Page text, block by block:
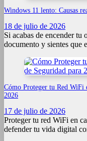
Windows 11 lento: Causas
18 de julio de 2026
Si acabas de encender tu
documento y sientes que
Cómo Proteger tu Red WiFi
2026
17 de julio de 2026
Proteger tu red WiFi en
defender tu vida digital